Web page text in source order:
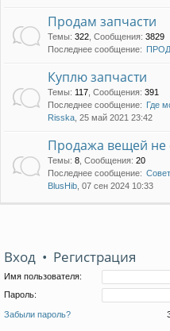
Продам запчасти
Темы: 322 Сообщения: 3829
Последнее сообщение:
Куплю запчасти
Темы: 117 Сообщения: 391
Последнее сообщение: Где
Risska , 25 май 2021 23:42
Продажа вещей не
Темы: 8 Сообщения: 20
Последнее сообщение:
BlusHib , 07 сен 2024 10:33
Вход • Регистрация
Имя пользователя:
Пароль:
Забыли пароль?